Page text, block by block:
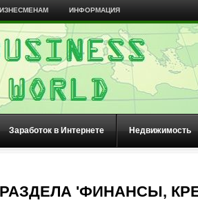
ИНФОРМАЦИЯ
Заработок в Интернете Недвижимость
'ФИНАНСЫ,